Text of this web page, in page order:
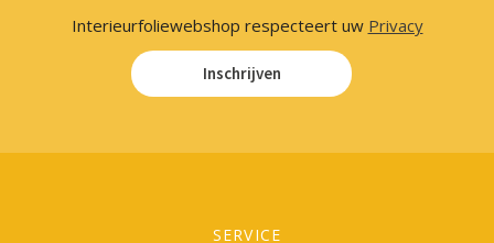
Interieurfoliewebshop respecteert uw Privacy
Inschrijven
SERVICE